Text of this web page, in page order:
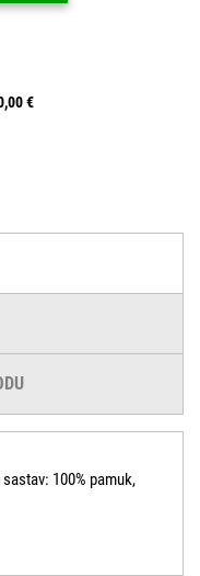
€
100% pamuk,